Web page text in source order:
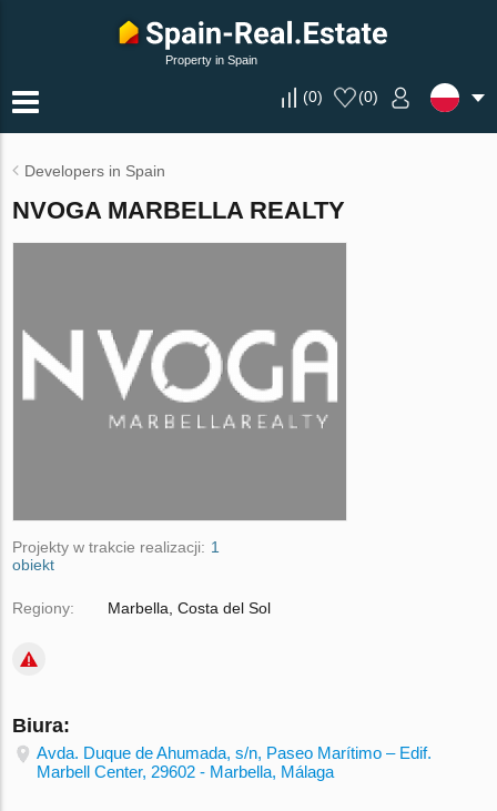
Property in Spain
(0) (0)
Developers in Spain
NVOGA MARBELLA REALTY
Projekty w trakcie realizacji: 1
obiekt
Regiony: Marbella, Costa del Sol
Biura:
Avda. Duque de Ahumada, s/n, Paseo Marítimo – Edif.
Marbell Center, 29602 - Marbella, Málaga